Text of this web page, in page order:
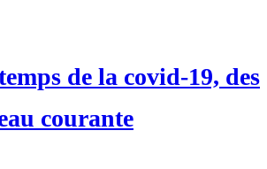
de la covid-19, des
courante